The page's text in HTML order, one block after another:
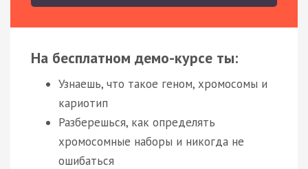
На бесплатном демо-курсе ты:
Узнаешь, что такое геном, хромосомы и
кариотип
Разберешься, как определять
хромосомные наборы и никогда не
ошибаться